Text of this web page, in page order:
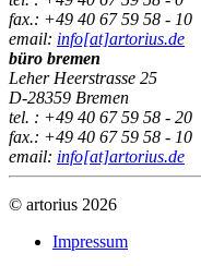
fax.: +49 40 67 59 58 - 10
email: info[at]artorius.de
büro bremen
Leher Heerstrasse 25
D-28359 Bremen
tel. : +49 40 67 59 58 - 20
fax.: +49 40 67 59 58 - 10
email: info[at]artorius.de
© artorius 2026
Impressum